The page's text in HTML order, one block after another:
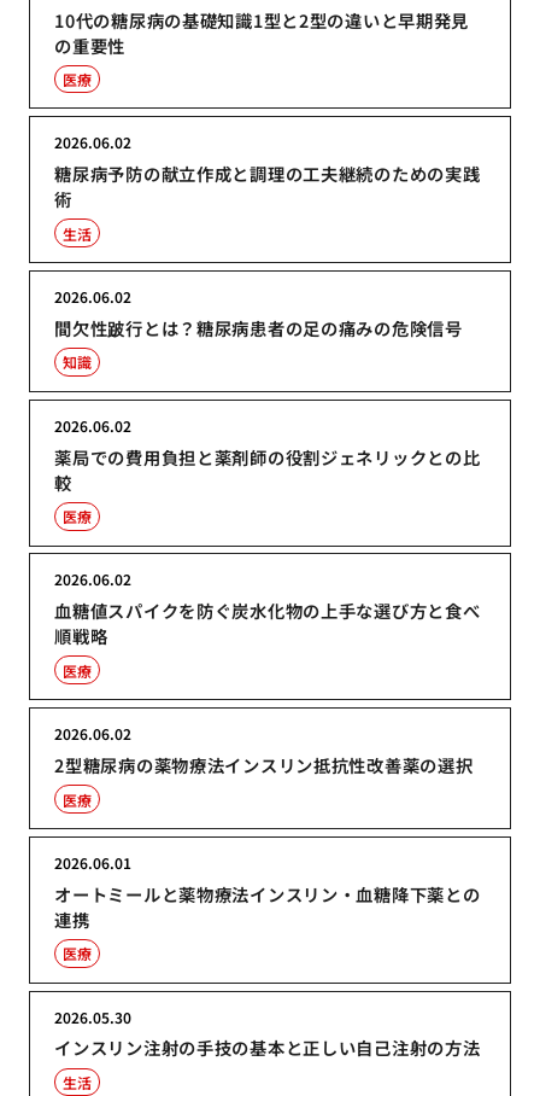
10代の糖尿病の基礎知識1型と2型の違いと早期発見
の重要性
医療
糖尿病予防の献立作成と調理の工夫継続のための実践
術
2026.06.02
生活
間欠性跛行とは？糖尿病患者の足の痛みの危険信号
2026.06.02
知識
薬局での費用負担と薬剤師の役割ジェネリックとの比
較
2026.06.02
医療
血糖値スパイクを防ぐ炭水化物の上手な選び方と食べ
順戦略
2026.06.02
医療
2型糖尿病の薬物療法インスリン抵抗性改善薬の選択
2026.06.02
医療
オートミールと薬物療法インスリン・血糖降下薬との
連携
2026.06.01
医療
インスリン注射の手技の基本と正しい自己注射の方法
2026.05.30
生活